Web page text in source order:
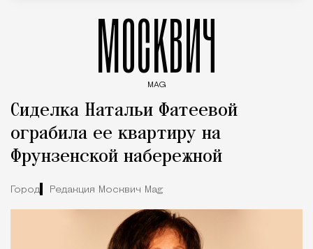
МОСКВИЧ
MAG
Сиделка Натальи Фатеевой
ограбила ее квартиру на
Фрунзенской набережной
Город Редакция Москвич Mag